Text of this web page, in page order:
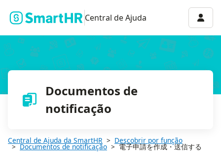
Central de Ajuda
Documentos de
notificação
Central de Ajuda da SmartHR Descobrir por função
Documentos de notificação 電子申請を作成・送信する